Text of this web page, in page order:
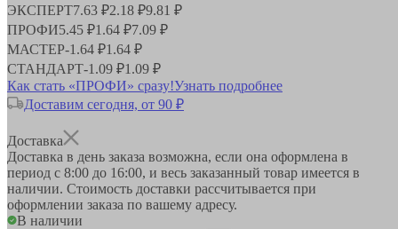
ЭКСПЕРТ7.63 ₽2.18 ₽9.81 ₽
ПРОФИ5.45 ₽1.64 ₽7.09 ₽
МАСТЕР-1.64 ₽1.64 ₽
СТАНДАРТ-1.09 ₽1.09 ₽
Как стать «ПРОФИ» сразу!Узнать подробнее
Доставим сегодня, от 90 ₽
Доставка
Доставка в день заказа возможна, если она оформлена в
период с 8:00 до 16:00, и весь заказанный товар имеется в
наличии. Стоимость доставки рассчитывается при
оформлении заказа по вашему адресу.
В наличии